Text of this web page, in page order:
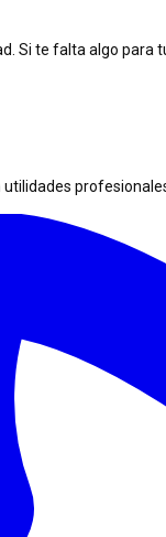
Si te falta algo para